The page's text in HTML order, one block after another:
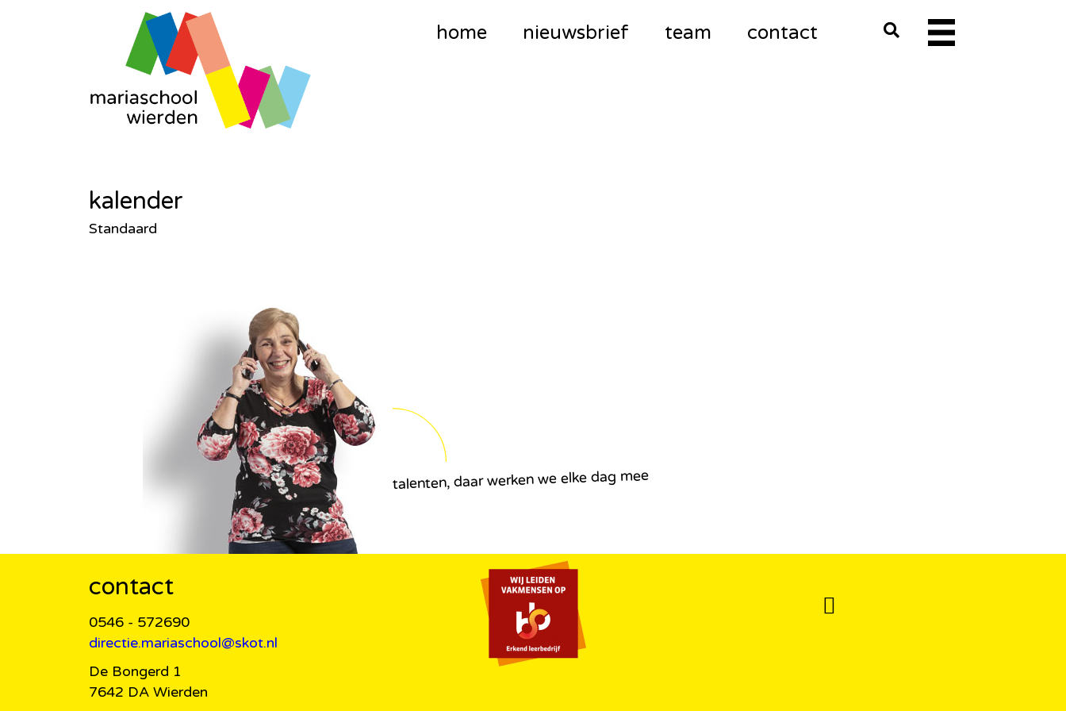
home nieuwsbrief team contact
kalender
Standaard
talenten, daar werken we elke dag mee
contact
0546 - 572690
directie.mariaschool@skot.nl
De Bongerd 1
7642 DA Wierden